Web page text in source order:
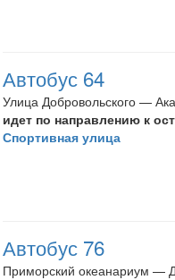
Автобус 64
Улица Добровольского —
идет по направлению к
Спортивная улица
Автобус 76
Приморский океанариум —